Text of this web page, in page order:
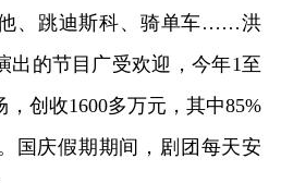
、跳迪斯科、骑单车……洪
出的节目广受欢迎，今年1至
，创收1600多万元，其中85%
国庆假期期间，剧团每天安